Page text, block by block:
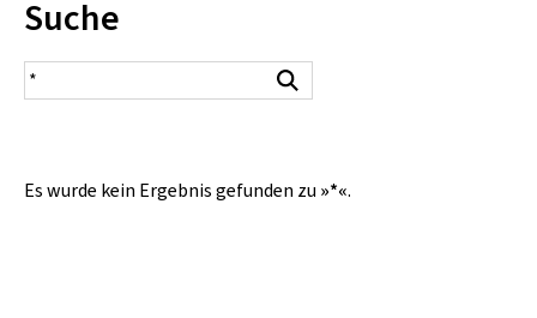
Inhalt:
Suche
Suchergebnis
Es wurde kein Ergebnis gefunden zu »*«.